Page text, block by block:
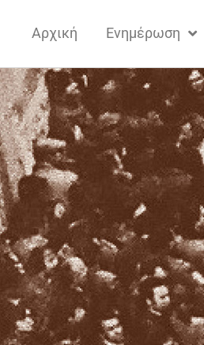
Αρχική Ενημέρωση